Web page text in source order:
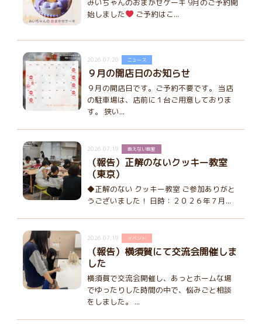
みいちゃんのおまかせケーキ 9月のご予約開
始しました
ご予約はこ...
2026.07.20 ニュース
９月の開店日のお知らせ
９月の開店日です。ご予約不要です。 当店
の駐車場は、店前に１台ご用意しておりま
す。 狭い...
2026.07.19 教えない教室
（報告）正解のないクッキー教室
（東京）
◆正解のない クッキー教室 ご参加ありがと
うございました！ 日時：２０２６年７月...
2026.07.19 イベント
（報告）横須賀にて交流会開催しま
した
横須賀で交流会開催し、あっとホームな場
でゆったりした時間の中で、悩みごと相談
をしました。 ...